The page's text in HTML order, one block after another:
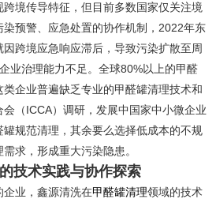
境传导特征，但目前多数国家仅关注境
预警、应急处置的协作机制，2022年东
跨境应急响应滞后，导致污染扩散至周
业治理能力不足。全球80%以上的甲醛
企业普遍缺乏专业的甲醛罐清理技术和
（ICCA）调研，发展中国家中小微企业
规范清理，其余要么选择低成本的不规
求，形成重大污染隐患。
技术实践与协作探索
企业，鑫源清洗在甲醛罐清理领域的技术